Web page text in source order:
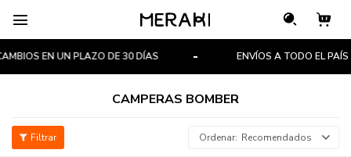

EN UN PLAZO DE 30 DÍAS ENVÍOS A TODO EL PAÍS
CAMPERAS BOMBER
Recomendados